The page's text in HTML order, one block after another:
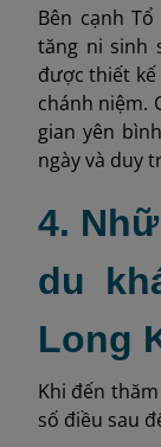
Bên cạnh
tăng ni sinh
được thiết kế
chánh niệm.
gian yên
ngày và duy
4.
du
Long
Khi đến
số điều sau